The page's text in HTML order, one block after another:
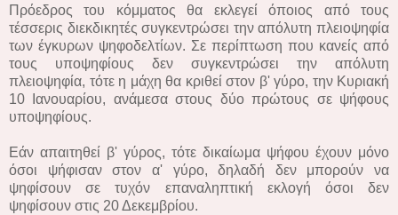
Πρόεδρος του κόμματος θα εκλεγεί όποιος από τους
τέσσερις διεκδικητές συγκεντρώσει την απόλυτη πλειοψηφία
των έγκυρων ψηφοδελτίων. Σε περίπτωση που κανείς από
τους υποψηφίους δεν συγκεντρώσει την απόλυτη
πλειοψηφία, τότε η μάχη θα κριθεί στον β' γύρο, την Κυριακή
10 Ιανουαρίου, ανάμεσα στους δύο πρώτους σε ψήφους
υποψηφίους.
Εάν απαιτηθεί β' γύρος, τότε δικαίωμα ψήφου έχουν μόνο
όσοι ψήφισαν στον α' γύρο, δηλαδή δεν μπορούν να
ψηφίσουν σε τυχόν επαναληπτική εκλογή όσοι δεν
ψηφίσουν στις 20 Δεκεμβρίου.